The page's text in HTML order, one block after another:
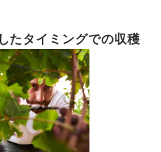
たタイミングでの収穫